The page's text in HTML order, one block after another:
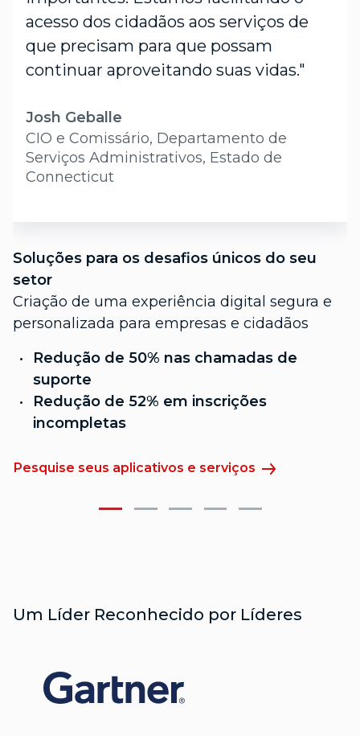
Soluções para os desafios únicos do seu
setor
Criação de uma experiência digital segura e
personalizada para empresas e cidadãos
Redução de 50% nas chamadas de
suporte
Redução de 52% em inscrições
incompletas
Pesquise seus aplicativos e serviços
acesso dos cidadãos aos serviços de
que precisam para que possam
continuar aproveitando suas vidas."
Josh Geballe
CIO e Comissário, Departamento de
Serviços Administrativos, Estado de
Connecticut
Um Líder Reconhecido por Líderes